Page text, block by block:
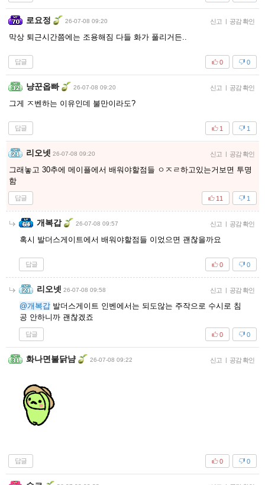
로요정 26-07-08 09:20 신고 | 공감 확인
막상 퇴근시간쯤에는 조용해짐 다들 화가 풀리거든..
답글 0
0
냥꾼옵빠 26-07-08 09:20 신고 | 공감 확인
그게 ㅈ벤하는 이유인데 불만이라도?
답글 1
1
리오넷 26-07-08 09:20 신고 | 공감 확인
그래놓고 30추에 메이플에서 배워야할점들 ㅇㅈㄹ하고있는거보면 투명
함
답글 1
11
개복갑 26-07-08 09:57 신고 | 공감 확인
혹시 발더스게이트에서 배워야할점들 이었으면 괜찮을까요
답글 0
0
리오넷 26-07-08 09:58 신고 | 공감 확인
@개복갑 발더스게이트 인벤에서는 되도않는 주작으로 수시로 침
공 안하니까 괜찮겠죠
답글 0
0
화나면불닭냠 26-07-08 09:22 신고 | 공감 확인
답글 0
0